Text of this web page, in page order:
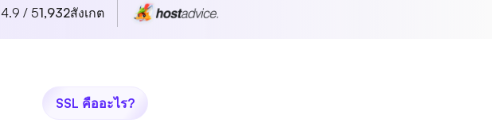
4.9 / 51,932สังเกต
SSL คืออะไร?